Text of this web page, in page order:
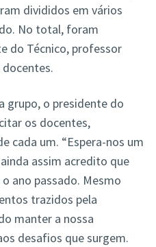
divididos em vários
No total, foram
do Técnico, professor
grupo, o presidente do
os docentes,
cada um. “Espera-nos um
assim acredito que
ano passado. Mesmo
trazidos pela
manter a nossa
desafios que surgem.